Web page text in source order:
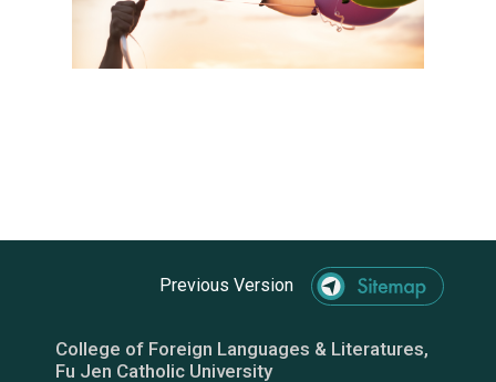
Previous Version
College of Foreign Languages & Literatures,
Fu Jen Catholic University